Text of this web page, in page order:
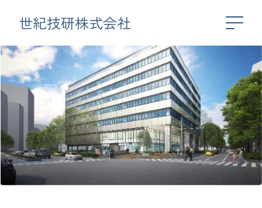
世紀技研株式会社